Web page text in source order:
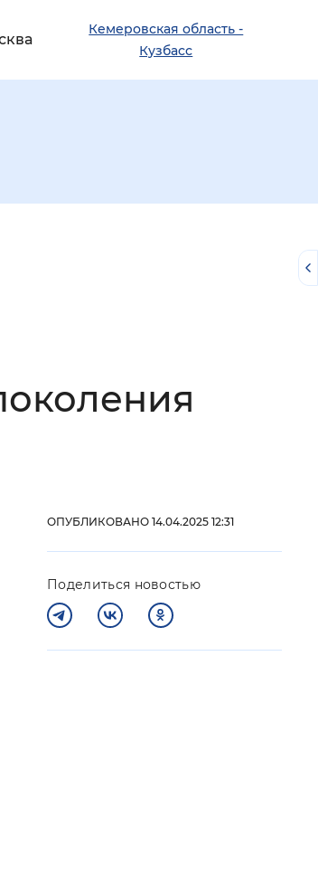
Кемеровская область -
Кузбасс
ОПУБЛИКОВАНО 14.04.2025 12:31
Поделиться новостью